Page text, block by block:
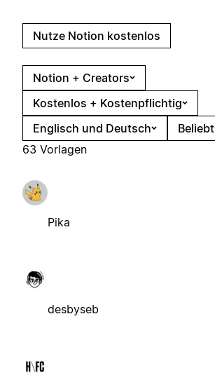
Nutze Notion kostenlos
Notion + Creators
Kostenlos + Kostenpflichtig
Englisch und Deutsch
Beliebt
63 Vorlagen
Pika
desbyseb